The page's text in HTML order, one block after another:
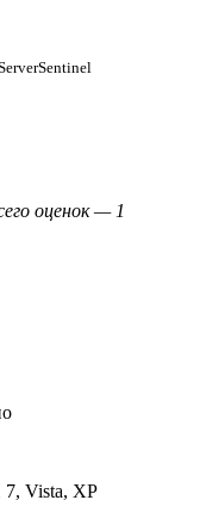
оценок — 1
7, Vista, XP